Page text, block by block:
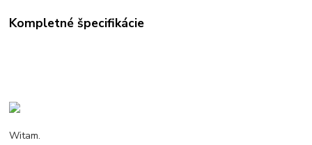
Kompletné špecifikácie
Witam.